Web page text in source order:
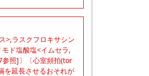
>,ラスクフロキサシン
ド塩酸塩<イムセラ,
参照]〕〔心室頻拍(tor
を延長させるおそれが